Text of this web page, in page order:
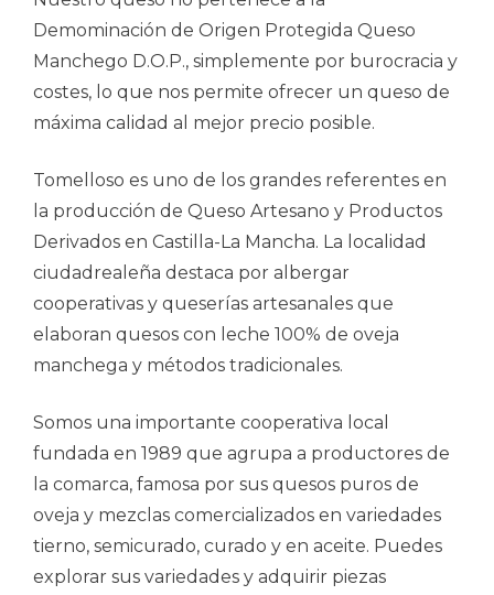
Demominación de Origen Protegida Queso
Manchego D.O.P., simplemente por burocracia y
costes, lo que nos permite ofrecer un queso de
máxima calidad al mejor precio posible.
Tomelloso es uno de los grandes referentes en
la producción de Queso Artesano y Productos
Derivados en Castilla-La Mancha. La localidad
ciudadrealeña destaca por albergar
cooperativas y queserías artesanales que
elaboran quesos con leche 100% de oveja
manchega y métodos tradicionales.
Somos una importante cooperativa local
fundada en 1989 que agrupa a productores de
la comarca, famosa por sus quesos puros de
oveja y mezclas comercializados en variedades
tierno, semicurado, curado y en aceite. Puedes
explorar sus variedades y adquirir piezas